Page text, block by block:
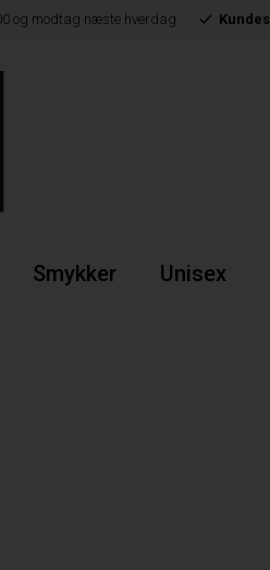
og modtag næste hverdag
Smykker Unisex